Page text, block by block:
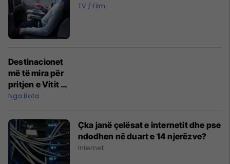
TV / Film
Destinacionet
më të mira për
pritjen e Vitit të
Ri
Nga Bota
Çka janë çelësat e internetit dhe pse
ndodhen në duart e 14 njerëzve?
Internet